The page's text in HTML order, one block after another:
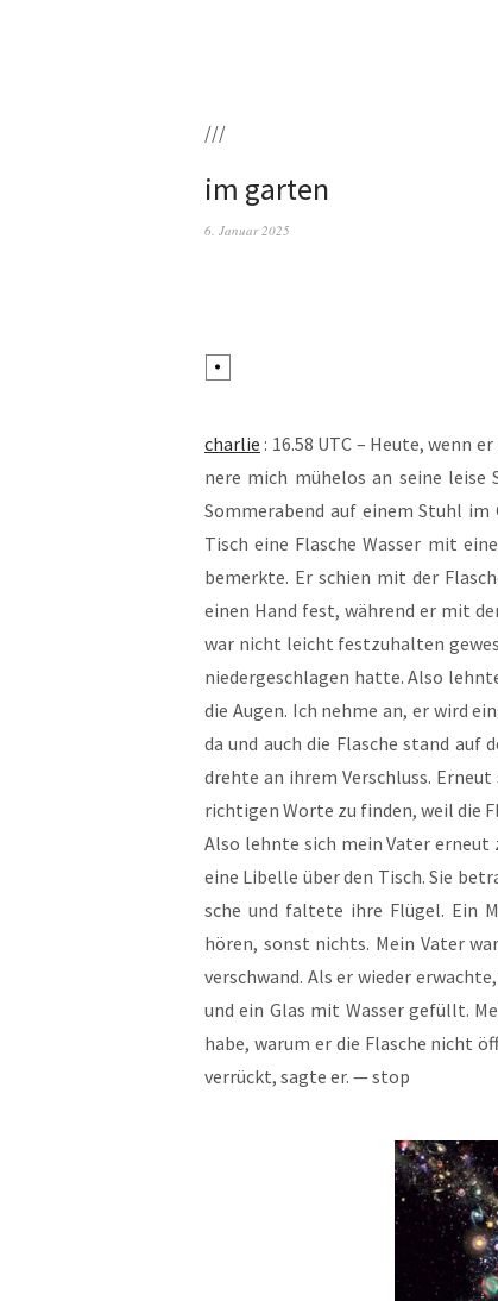
///
im garten
6. Januar 2025
char­lie : 16.58 UTC – Heu­te, wenn
ne­re mich mühe­los an sei­ne
Som­mer­abend auf einem Stuhl
Tisch eine Fla­sche Was­ser mit
bemerk­te. Er schien mit der
einen Hand fest, wäh­rend er mit
war nicht leicht fest­zu­hal­ten
nie­der­ge­schla­gen hat­te. Also
die Augen. Ich neh­me an, er wird
da und auch die Fla­sche stand auf
dreh­te an ihrem Ver­schluss.
rich­ti­gen Wor­te zu fin­den, weil die
Also lehn­te sich mein Vater
eine Libel­le über den Tisch. Sie
sche und fal­te­te ihre Flü­gel. Ein
hören, sonst nichts. Mein Vater
ver­schwand. Als er wie­der
und ein Glas mit Was­ser gefüllt.
habe, war­um er die Fla­sche nicht
ver­rückt, sag­te er. — stop